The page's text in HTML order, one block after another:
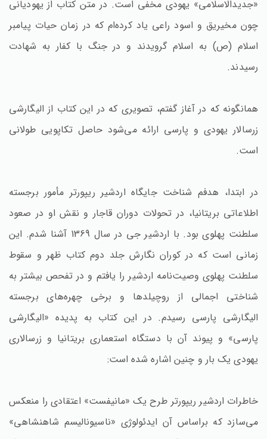
«جدیدالاسلامی» یهودی مخفی است. در متن کتاب از یهودیانی
چون مخیریق و اسود راعی یاد کرده‌ام که در زمان حیات پیامبر
اسلام (ص) به اسلام گرویدند و در جنگ با کفار به شهادت
رسیدند.
همانگونه که در آغاز گفتم، تصویری که در این کتاب از الیگارشی
زرسالار یهودی و پارسی ارائه می‌شود حاصل تکاپویی طولانی
است.
در ابتدا، هدفم شناخت جایگاه اردشیر ریپورتر مأمور برجسته
اطلاعاتی بریتانیا، در تحولات دوران قاجار و نقش او در صعود
سلطنت پهلوی بود. با اردشیر جی در سال 1369 آشنا شدم. این
زمانی است که در کوران نگارش جلد دوم کتاب ظهر و سقوط
سلطنت پهلوی وصیت‌نامه اردشیر را یافتم و در تفحص بیشتر به
شناختی اجمالی از روچیلدها و برخی چهره‌های برجسته
الیگارشی پارسی رسیدم. در این کتاب به پدیده «الیگارشی
پارسی» و پیوند آن با دستگاه استعماری بریتانیا و زرسالاری
یهودی یک بار و چنین اشاره شده است:
خاطرات اردشیر ریپورتر طرح یک «مانیفست» اعتقادی را منعکس
می‌سازد که براساس آن ایدئولوژی «ناسیونالیسم شاهنشاهی»